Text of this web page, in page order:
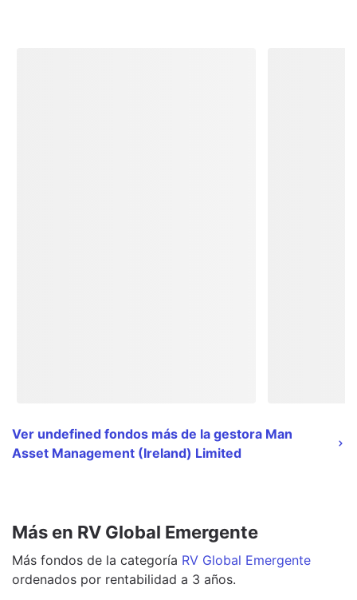
Ver undefined fondos más de la gestora Man
Asset Management (Ireland) Limited
Más en RV Global Emergente
Más fondos de la categoría RV Global Emergente
ordenados por rentabilidad a 3 años.